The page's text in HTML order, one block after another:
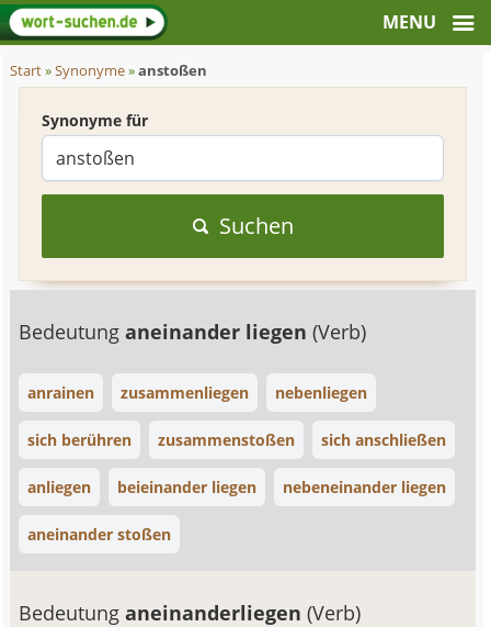
Start»Synonyme»anstoßen
Synonyme für
Suchen
Bedeutunganeinander liegen(Verb)
anrainen zusammenliegen nebenliegen
sich berühren zusammenstoßen sich anschließen
anliegen beieinander liegen nebeneinander liegen
aneinander stoßen
Bedeutunganeinanderliegen(Verb)